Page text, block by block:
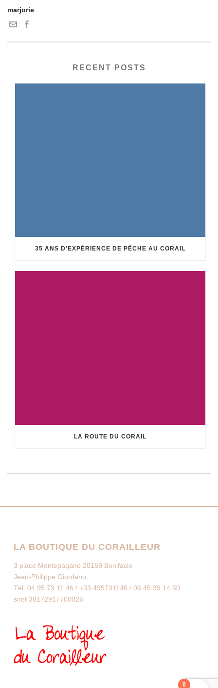
marjorie
RECENT POSTS
35 ANS D’EXPÉRIENCE DE PÊCHE AU CORAIL
LA ROUTE DU CORAIL
LA BOUTIQUE DU CORAILLEUR
3 place Montepagano 20169 Bonifacio
Jean-Philippe Giordano.
Tél. 04 95 73 11 46 / +33.495731146 / 06 45 39 14 50
siret 38172917700026
0